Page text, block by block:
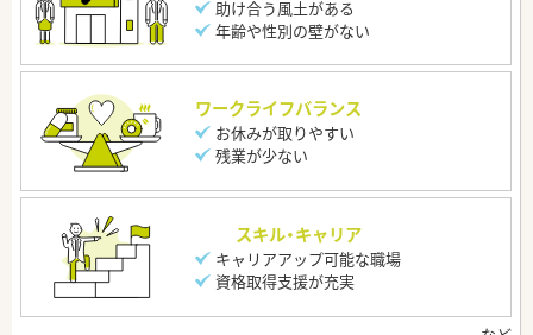
助け合う風土がある
年齢や性別の壁がない
ワークライフバランス
お休みが取りやすい
残業が少ない
スキル・キャリア
キャリアアップ可能な職場
資格取得支援が充実